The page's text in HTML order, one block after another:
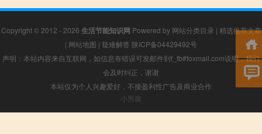
Copyright © 2012 - 2026 生活节能知识网 Powered by 网站分类目录 | 精选推荐文章
| 网站地图 | 疑难解答 陕ICP备04429492号
声明：本站内容来自互联网，如信息有错误可发邮件到f_fb#foxmail.com说明，我们
会及时纠正，谢谢
本站仅为个人兴趣爱好，不接盈利性广告及商业合作
小男孩